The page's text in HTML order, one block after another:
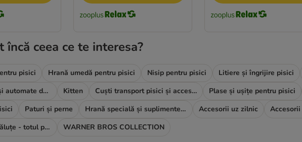
încă ceea ce te interesa?
pisici Hrană umedă pentru pisici Nisip pentru pisici Litiere și îngrijire pisici
Boluri, fântâni și automate de hrană
Kitten Cuști transport pisici și accesorii Plase și ușițe pentru pisici
Paturi și perne Hrană specială și suplimente alimentare Accesorii uz zilnic
Părinți de animăluțe - totul pentru TINE
WARNER BROS COLLECTION